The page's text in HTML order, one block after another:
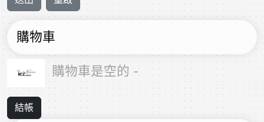
購物車
購物車是空的 -
結帳